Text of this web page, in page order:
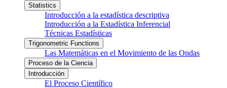
Statistics
Introducción a la estadística descriptiva
Introducción a la Estadística Inferencial
Técnicas Estadísticas
Trigonometric Functions
Las Matemáticas en el Movimiento de las Ondas
Proceso de la Ciencia
Introducción
El Proceso Científico